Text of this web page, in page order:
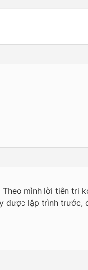
mình lời tiên tri
được lập trình trước,